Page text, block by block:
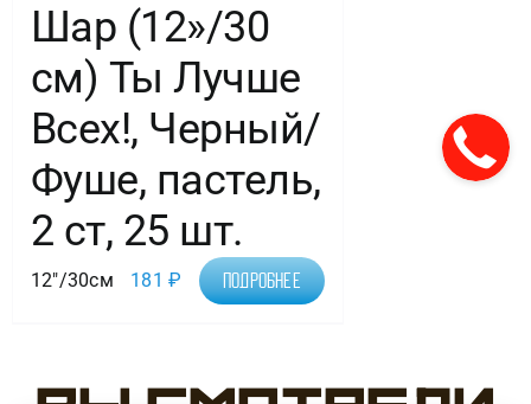
Шар (12»/30
см) Ты Лучше
Всех!, Черный/
Фуше, пастель,
2 ст, 25 шт.
12"/30см 181₽ Подробнее